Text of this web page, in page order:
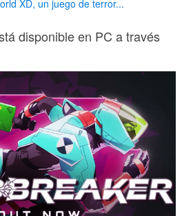
XD, un juego de terror...
disponible en PC a través